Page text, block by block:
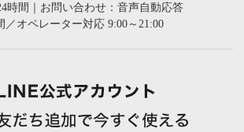
時間｜お問い合わせ：音声自動応答
／オペレーター対応 9:00～21:00